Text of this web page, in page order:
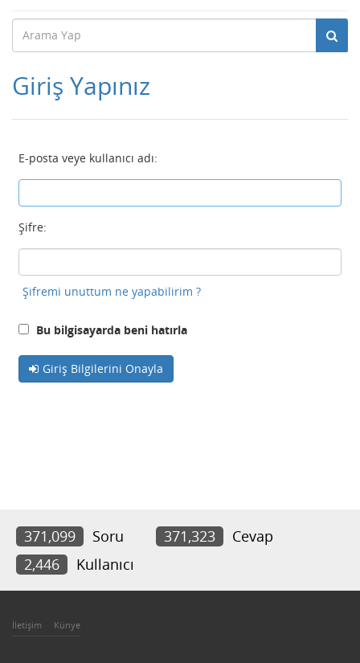
Giriş Yapınız
E-posta veye kullanıcı adı:
Şifre:
Şifremi unuttum ne yapabilirim ?
Bu bilgisayarda beni hatırla
Giriş Bilgilerini Onayla
371,099 Soru 371,323
Cevap
2,446
Kullanıcı
İletişim Künye